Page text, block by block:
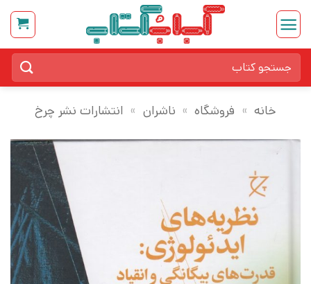
Skip
content
برای:
خانه » فروشگاه » ناشران » انتشارات نشر چرخ